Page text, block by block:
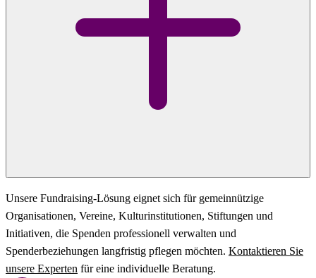
Unsere Fundraising-Lösung eignet sich für gemeinnützige
Organisationen, Vereine, Kulturinstitutionen, Stiftungen und
Initiativen, die Spenden professionell verwalten und
Spenderbeziehungen langfristig pflegen möchten. Kontaktieren Sie
unsere Experten für eine individuelle Beratung.